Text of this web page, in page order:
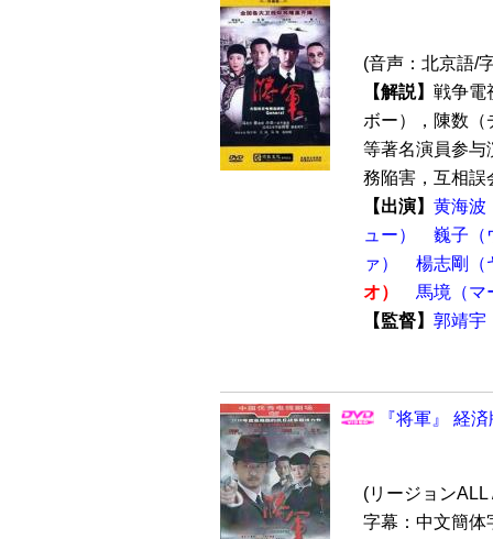
(音声：北京語/
【解説】 戦争電
ボー），陳数（
等著名演員参与
務陥害，互相誤
【出演】 黄海波
ュー）
巍子（
ァ）
楊志剛（
オ）
馬境（マ
【監督】 郭靖宇
『将軍』 経
(リージョン
字幕：中文簡体